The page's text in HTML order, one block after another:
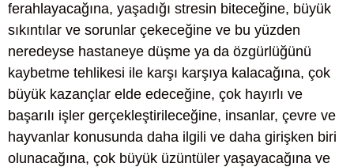
ferahlayacağına, yaşadığı stresin biteceğine, büyük
sıkıntılar ve sorunlar çekeceğine ve bu yüzden
neredeyse hastaneye düşme ya da özgürlüğünü
kaybetme tehlikesi ile karşı karşıya kalacağına, çok
büyük kazançlar elde edeceğine, çok hayırlı ve
başarılı işler gerçekleştirileceğine, insanlar, çevre ve
hayvanlar konusunda daha ilgili ve daha girişken biri
olunacağına, çok büyük üzüntüler yaşayacağına ve